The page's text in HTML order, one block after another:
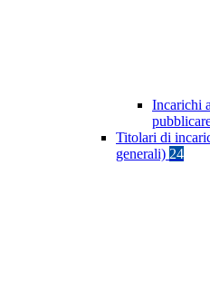
Incarichi
Titolari di
generali) 24